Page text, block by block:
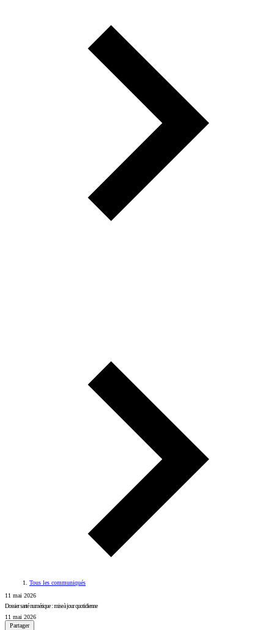
Tous les communiqués
11 mai 2026
Dossier santé numérique : mise à jour quotidienne
11 mai 2026
Partager